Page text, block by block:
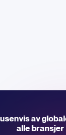
av
alle bransjer